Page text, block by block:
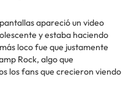
apareció un video
y estaba haciendo
loco fue que justamente
Rock, algo que
los fans que crecieron viendo